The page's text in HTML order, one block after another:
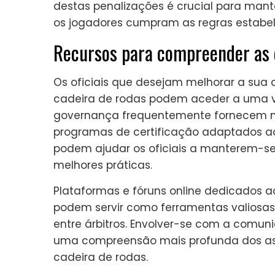
destas penalizações é crucial para
os jogadores cumpram as regras
Recursos para compreender
Os oficiais que desejam melhorar a
cadeira de rodas podem aceder a uma
governança frequentemente fornecem
programas de certificação adaptados
podem ajudar os oficiais a manterem-
melhores práticas.
Plataformas e fóruns online dedicados
podem servir como ferramentas
entre árbitros. Envolver-se com a
uma compreensão mais profunda dos
cadeira de rodas.